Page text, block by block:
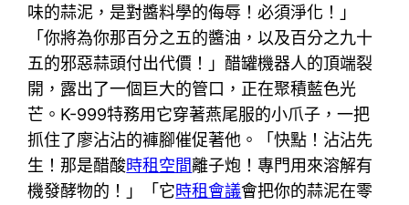
味的蒜泥，是對醬料學的侮辱！必須淨化！」
「你將為你那百分之五的醬油，以及百分之九十
五的邪惡蒜頭付出代價！」醋罐機器人的頂端裂
開，露出了一個巨大的管口，正在聚積藍色光
芒。K-999特務用它穿著燕尾服的小爪子，一把
抓住了廖沾沾的褲腳催促著他。「快點！沾沾先
生！那是醋酸時租空間離子炮！專門用來溶解有
機發酵物的！」「它時租會議會把你的蒜泥在零